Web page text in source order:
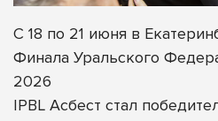
С 18 по 21 июня в
Финала Уральского
2026
IPBL Асбест стал